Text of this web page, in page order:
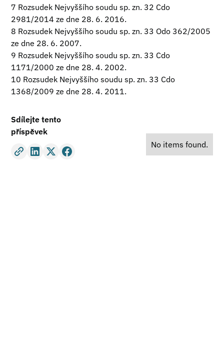
7 Rozsudek Nejvyššího soudu sp. zn. 32 Cdo
2981/2014 ze dne 28. 6. 2016.
8 Rozsudek Nejvyššího soudu sp. zn. 33 Odo 362/2005
ze dne 28. 6. 2007.
9 Rozsudek Nejvyššího soudu sp. zn. 33 Cdo
1171/2000 ze dne 28. 4. 2002.
10 Rozsudek Nejvyššího soudu sp. zn. 33 Cdo
1368/2009 ze dne 28. 4. 2011.
Sdílejte tento
příspěvek
No items found.